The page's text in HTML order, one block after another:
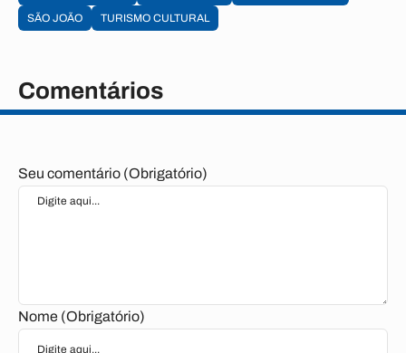
SÃO JOÃO
TURISMO CULTURAL
Comentários
Seu comentário (Obrigatório)
Nome (Obrigatório)